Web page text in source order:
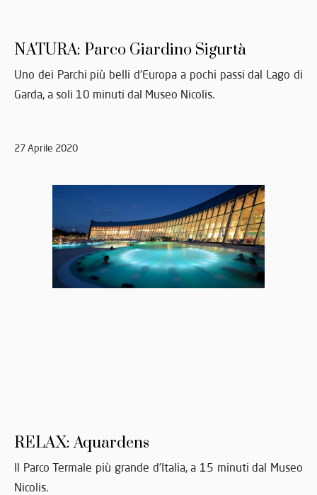
NATURA: Parco Giardino Sigurtà
Uno dei Parchi più belli d'Europa a pochi passi dal Lago di
Garda, a soli 10 minuti dal Museo Nicolis.
27 Aprile 2020
RELAX: Aquardens
Il Parco Termale più grande d’Italia, a 15 minuti dal Museo
Nicolis.